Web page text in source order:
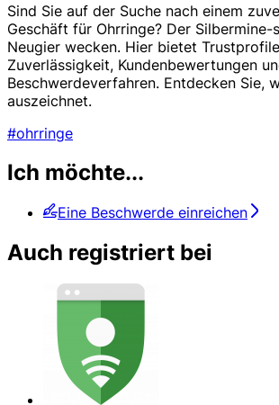
Sind Sie auf der Suche nach einem
Geschäft für Ohrringe? Der Silbermine-
Neugier wecken. Hier bietet
Zuverlässigkeit, Kundenbewertungen
Beschwerdeverfahren. Entdecken Sie,
auszeichnet.
#ohrringe
Ich möchte...
Eine Beschwerde einreichen
Auch registriert bei